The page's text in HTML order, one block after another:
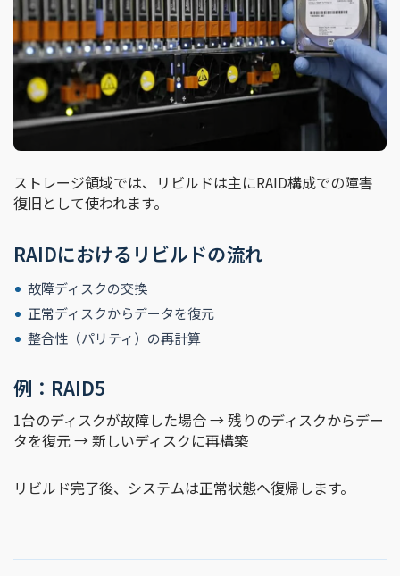
ストレージ領域では、リビルドは主にRAID構成での障害
復旧として使われます。
RAIDにおけるリビルドの流れ
故障ディスクの交換
正常ディスクからデータを復元
整合性（パリティ）の再計算
例：RAID5
1台のディスクが故障した場合 → 残りのディスクからデー
タを復元 → 新しいディスクに再構築
リビルド完了後、システムは正常状態へ復帰します。